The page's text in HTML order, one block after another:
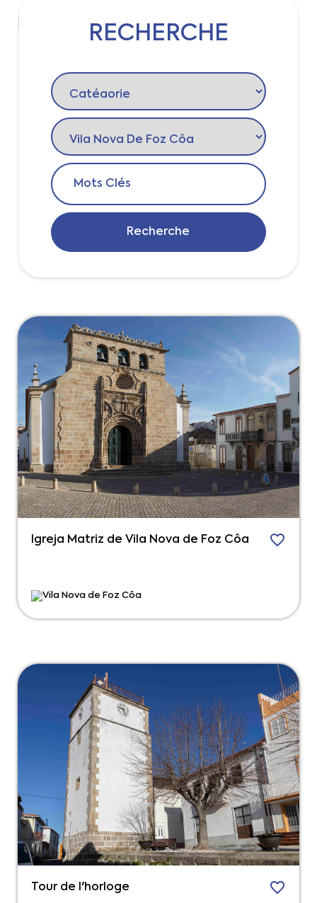
Login
RECHERCHE
Recherche
Igreja Matriz de Vila Nova de Foz Côa
Vila Nova de Foz Côa
Tour de l'horloge